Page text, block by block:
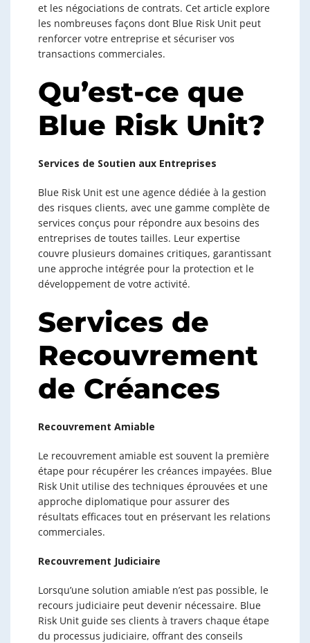
et les négociations de contrats. Cet article explore
les nombreuses façons dont Blue Risk Unit peut
renforcer votre entreprise et sécuriser vos
transactions commerciales.
Qu’est-ce que
Blue Risk Unit?
Services de Soutien aux Entreprises
Blue Risk Unit est une agence dédiée à la gestion
des risques clients, avec une gamme complète de
services conçus pour répondre aux besoins des
entreprises de toutes tailles. Leur expertise
couvre plusieurs domaines critiques, garantissant
une approche intégrée pour la protection et le
développement de votre activité.
Services de
Recouvrement
de Créances
Recouvrement Amiable
Le recouvrement amiable est souvent la première
étape pour récupérer les créances impayées. Blue
Risk Unit utilise des techniques éprouvées et une
approche diplomatique pour assurer des
résultats efficaces tout en préservant les relations
commerciales.
Recouvrement Judiciaire
Lorsqu’une solution amiable n’est pas possible, le
recours judiciaire peut devenir nécessaire. Blue
Risk Unit guide ses clients à travers chaque étape
du processus judiciaire, offrant des conseils